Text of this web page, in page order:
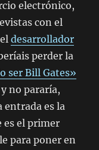
electrónico,
con el
eldesarrollador
perder la
ser Bill Gates»
no pararía,
entrada es la
es el primer
para poner en